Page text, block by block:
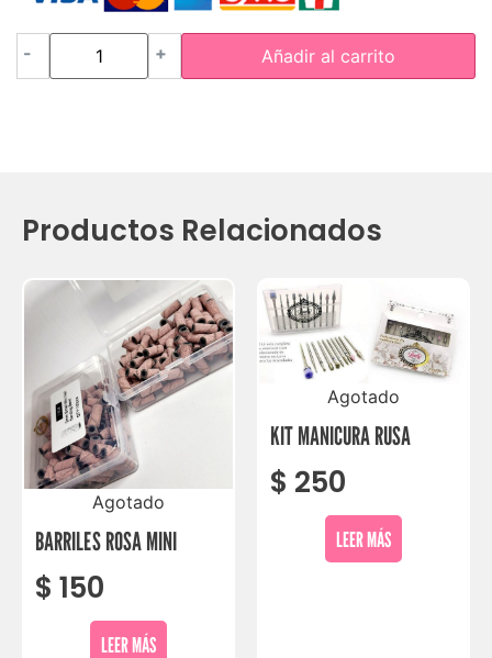
- + Añadir al carrito
Productos Relacionados
Agotado
BARRILES ROSA MINI
$ 150
LEER MÁS
Agotado
KIT MANICURA RUSA
$ 250
LEER MÁS